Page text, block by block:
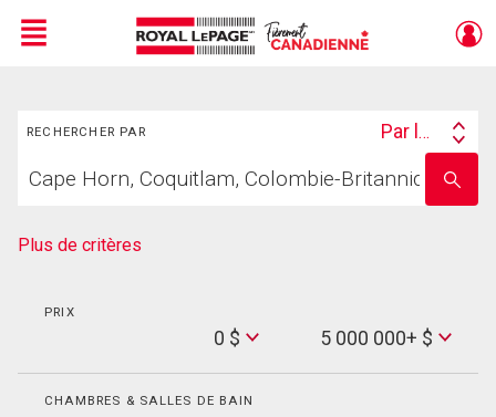
Menu
RECHERCHER PAR
Search
Par lieu
votre
nom
Plus de critères
PRIX
0 $
Max
Price
5 000 000+ $
CHAMBRES & SALLES DE BAIN